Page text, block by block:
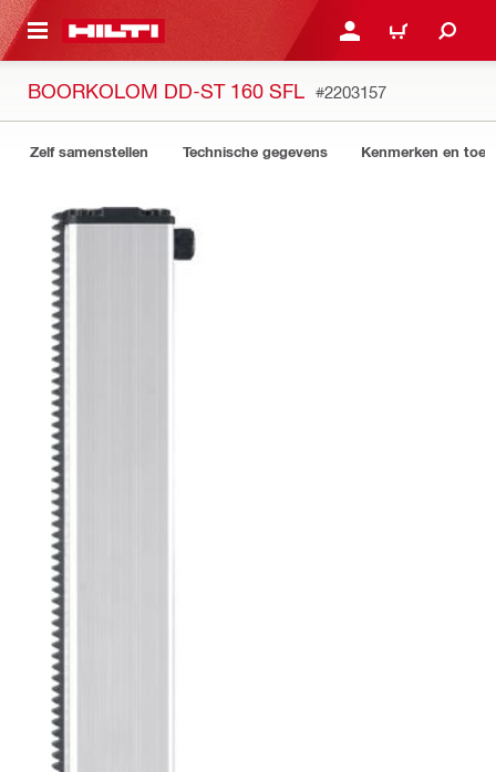
HOOFDINHOUD LOG IN OF REGISTREER
WINKELWAGEN
BOORKOLOM DD-ST 160 SFL #2203157
Zelf samenstellen Technische gegevens Kenmerken en